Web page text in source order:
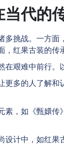
代的
挑战。一方
红果古装的传
艰难中前行。
更多的人了解
素，如《甄嬛
设计中，如红